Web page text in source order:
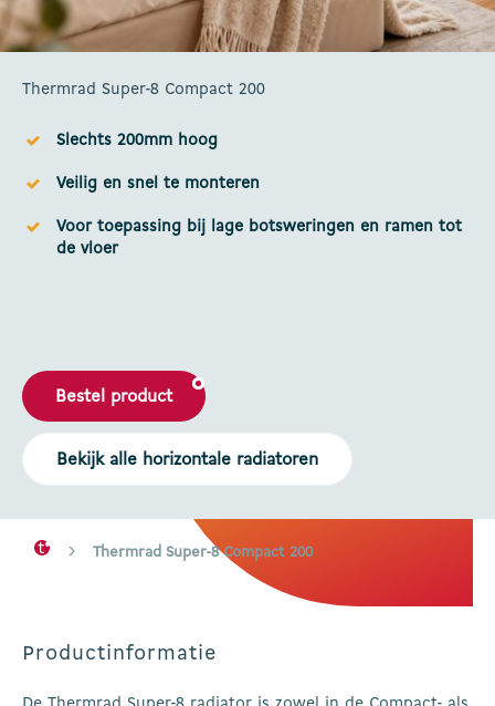
Thermrad Super-8 Compact 200
Slechts 200mm hoog
Veilig en snel te monteren
Voor toepassing bij lage botsweringen en ramen tot
de vloer
Bestel product
Bekijk alle horizontale radiatoren
Thermrad Super-8 Compact 200
Productinformatie